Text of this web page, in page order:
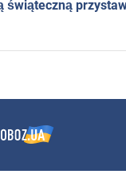
świąteczną